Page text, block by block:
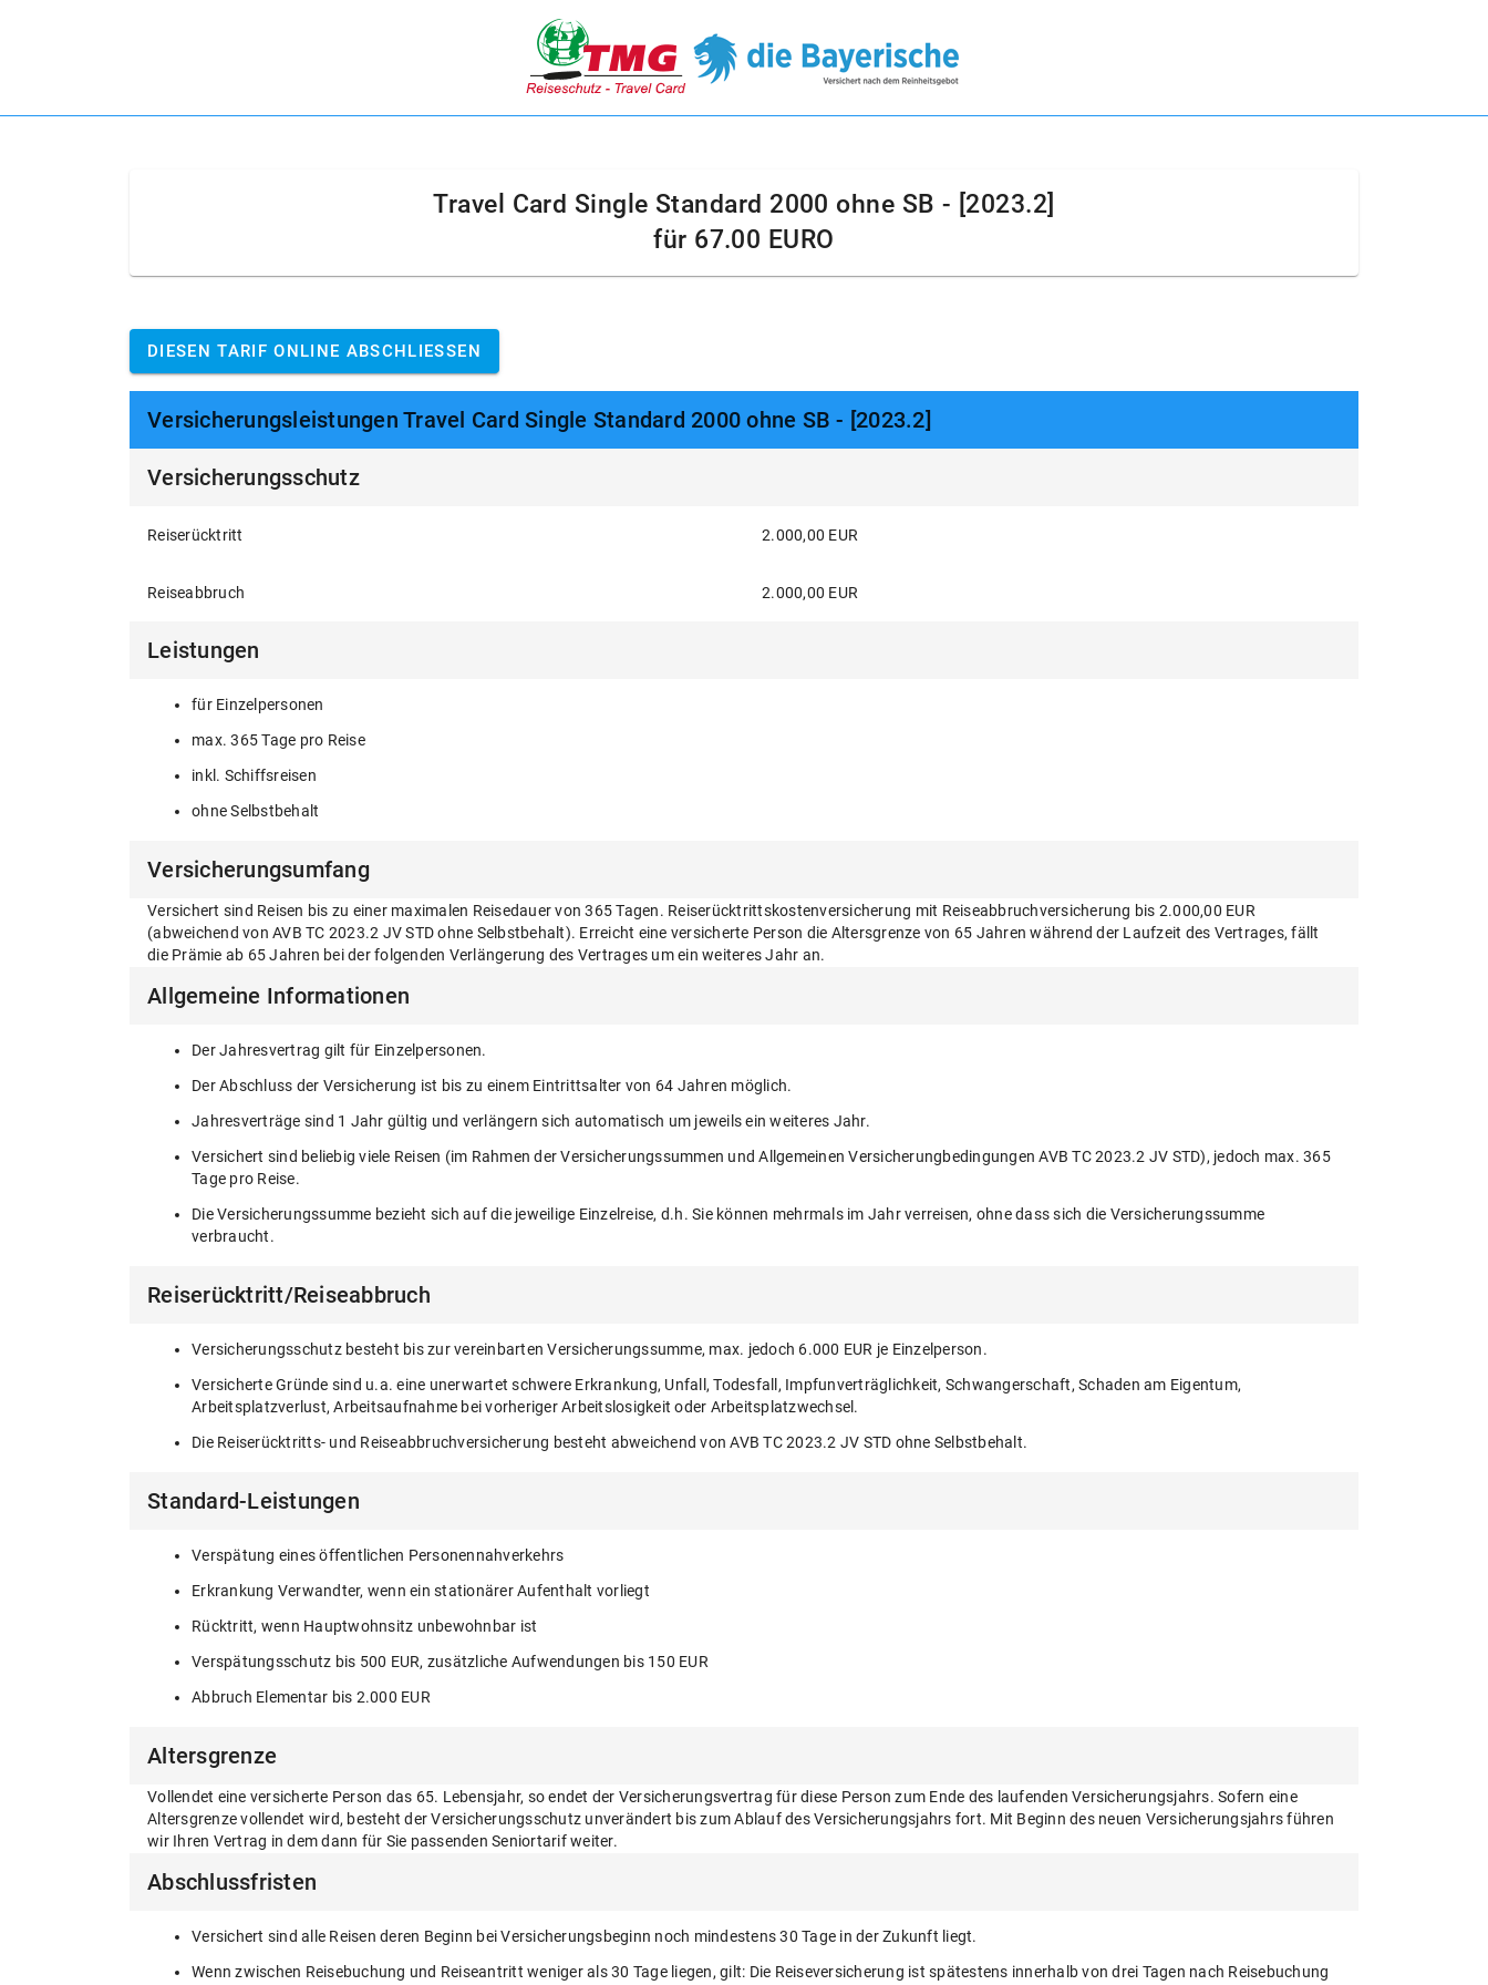
Travel Card Single Standard 2000 ohne SB - [2023.2]
für 67.00 EURO
DIESEN TARIF ONLINE ABSCHLIESSEN
Versicherungsleistungen Travel Card Single Standard 2000 ohne SB - [2023.2]
Versicherungsschutz
Reiserücktritt 2.000,00 EUR
Reiseabbruch 2.000,00 EUR
Leistungen
für Einzelpersonen
max. 365 Tage pro Reise
inkl. Schiffsreisen
ohne Selbstbehalt
Versicherungsumfang
Versichert sind Reisen bis zu einer maximalen Reisedauer von 365 Tagen. Reiserücktrittskostenversicherung mit Reiseabbruchversicherung bis 2.000,00 EUR
(abweichend von AVB TC 2023.2 JV STD ohne Selbstbehalt). Erreicht eine versicherte Person die Altersgrenze von 65 Jahren während der Laufzeit des Vertrages, fällt
die Prämie ab 65 Jahren bei der folgenden Verlängerung des Vertrages um ein weiteres Jahr an.
Allgemeine Informationen
Der Jahresvertrag gilt für Einzelpersonen.
Der Abschluss der Versicherung ist bis zu einem Eintrittsalter von 64 Jahren möglich.
Jahresverträge sind 1 Jahr gültig und verlängern sich automatisch um jeweils ein weiteres Jahr.
Versichert sind beliebig viele Reisen (im Rahmen der Versicherungssummen und Allgemeinen Versicherungbedingungen AVB TC 2023.2 JV STD), jedoch max. 365
Tage pro Reise.
Die Versicherungssumme bezieht sich auf die jeweilige Einzelreise, d.h. Sie können mehrmals im Jahr verreisen, ohne dass sich die Versicherungssumme
verbraucht.
Reiserücktritt/Reiseabbruch
Versicherungsschutz besteht bis zur vereinbarten Versicherungssumme, max. jedoch 6.000 EUR je Einzelperson.
Versicherte Gründe sind u.a. eine unerwartet schwere Erkrankung, Unfall, Todesfall, Impfunverträglichkeit, Schwangerschaft, Schaden am Eigentum,
Arbeitsplatzverlust, Arbeitsaufnahme bei vorheriger Arbeitslosigkeit oder Arbeitsplatzwechsel.
Die Reiserücktritts- und Reiseabbruchversicherung besteht abweichend von AVB TC 2023.2 JV STD ohne Selbstbehalt.
Standard-Leistungen
Verspätung eines öffentlichen Personennahverkehrs
Erkrankung Verwandter, wenn ein stationärer Aufenthalt vorliegt
Rücktritt, wenn Hauptwohnsitz unbewohnbar ist
Verspätungsschutz bis 500 EUR, zusätzliche Aufwendungen bis 150 EUR
Abbruch Elementar bis 2.000 EUR
Altersgrenze
Vollendet eine versicherte Person das 65. Lebensjahr, so endet der Versicherungsvertrag für diese Person zum Ende des laufenden Versicherungsjahrs. Sofern eine
Altersgrenze vollendet wird, besteht der Versicherungsschutz unverändert bis zum Ablauf des Versicherungsjahrs fort. Mit Beginn des neuen Versicherungsjahrs führen
wir Ihren Vertrag in dem dann für Sie passenden Seniortarif weiter.
Abschlussfristen
Versichert sind alle Reisen deren Beginn bei Versicherungsbeginn noch mindestens 30 Tage in der Zukunft liegt.
Wenn zwischen Reisebuchung und Reiseantritt weniger als 30 Tage liegen, gilt: Die Reiseversicherung ist spätestens innerhalb von drei Tagen nach Reisebuchung